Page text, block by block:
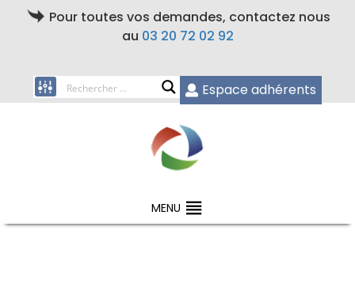
Pour toutes vos demandes, contactez nous
au 03 20 72 02 92
Espace adhérents
MENU